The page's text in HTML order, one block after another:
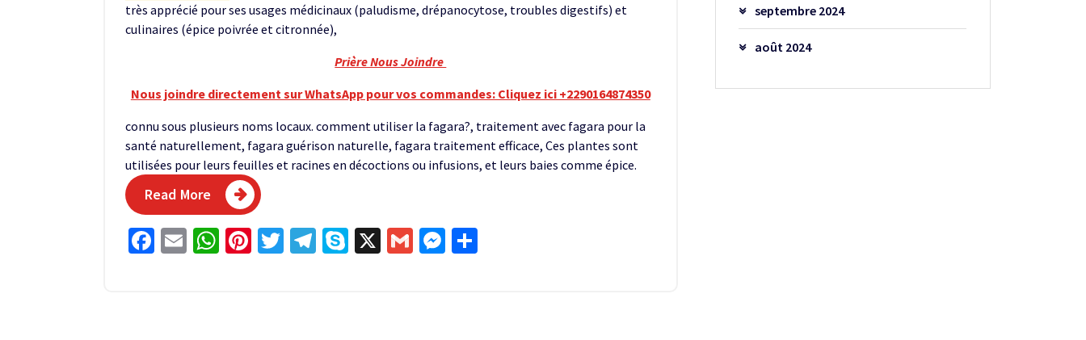
très apprécié pour ses usages médicinaux (paludisme, drépanocytose, troubles digestifs) et
culinaires (épice poivrée et citronnée),
Prière Nous Joindre
Nous joindre directement sur WhatsApp pour vos commandes: Cliquez ici +2290164874350
connu sous plusieurs noms locaux. comment utiliser la fagara?, traitement avec fagara pour la
santé naturellement, fagara guérison naturelle, fagara traitement efficace, Ces plantes sont
utilisées pour leurs feuilles et racines en décoctions ou infusions, et leurs baies comme épice.
Read More
Facebook
EmailWhatsApp
Pinterest
Twitter
Telegram
Skype
X GmailMessenger
septembre 2024
août 2024